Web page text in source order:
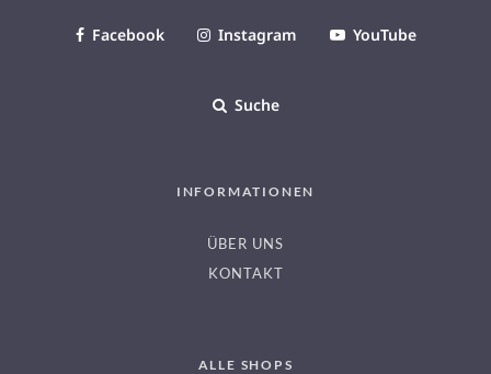
Facebook Instagram YouTube
Suche
INFORMATIONEN
ÜBER UNS
KONTAKT
ALLE SHOPS